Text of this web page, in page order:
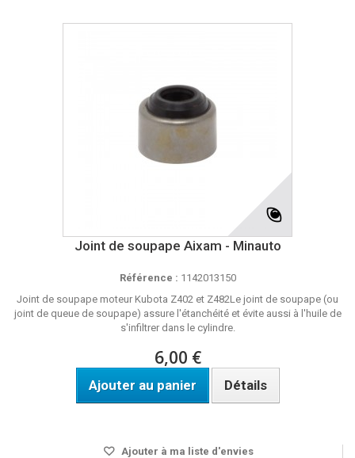
Joint de soupape Aixam - Minauto
Référence : 1142013150
Joint de soupape moteur Kubota Z402 et Z482Le joint de soupape (ou
joint de queue de soupape) assure l'étanchéité et évite aussi à l'huile de
s'infiltrer dans le cylindre.
6,00 €
Ajouter au panier Détails
Ajouter à ma liste d'envies